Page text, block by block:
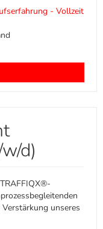
- Vollzeit
d)
unseres